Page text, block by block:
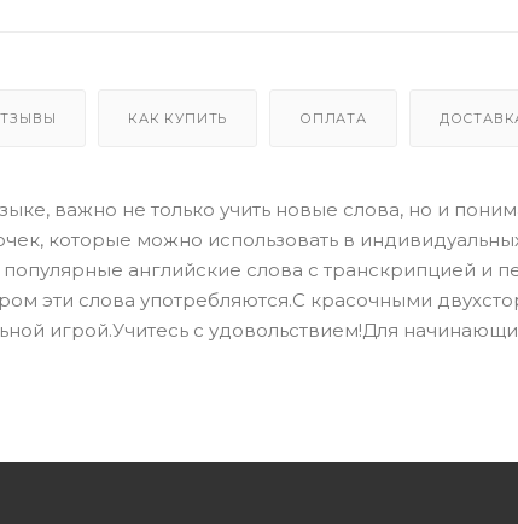
КАК КУПИТЬ ОПЛАТА
важно не только учить новые слова, но и
которые можно использовать в
английские слова с транскрипцией и
эти слова употребляются.С красочными
игрой.Учитесь с удовольствием!Для